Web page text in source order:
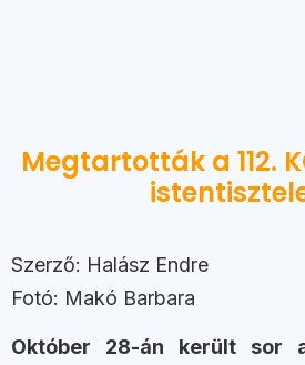
Megtartották a 112.
Szerző: Halász Endre
Fotó: Makó Barbara
Október 28-án került sor